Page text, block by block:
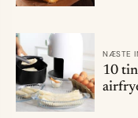
NÆSTE
10